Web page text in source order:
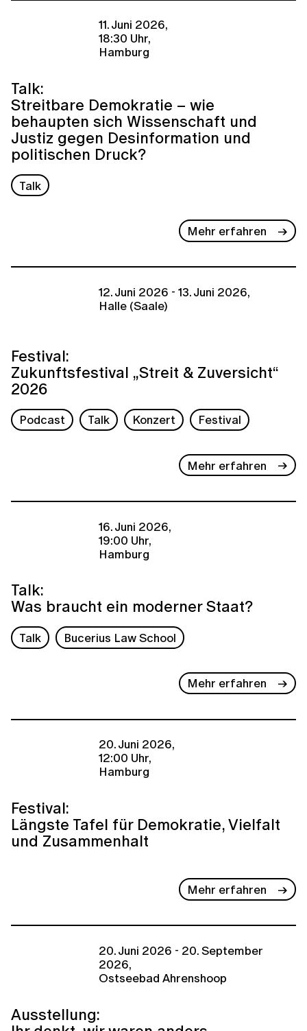
11. Juni 2026,
18:30 Uhr,
Hamburg
Talk:
Streitbare Demokratie – wie
behaupten sich Wissenschaft und
Justiz gegen Desinformation und
politischen Druck?
Talk
Mehr erfahren
12. Juni 2026 - 13. Juni 2026,
Halle (Saale)
Festival:
Zukunftsfestival „Streit & Zuversicht“
2026
Podcast Talk Konzert Festival
Mehr erfahren
16. Juni 2026,
19:00 Uhr,
Hamburg
Talk:
Was braucht ein moderner Staat?
Talk Bucerius Law School
Mehr erfahren
20. Juni 2026,
12:00 Uhr,
Hamburg
Festival:
Längste Tafel für Demokratie, Vielfalt
und Zusammenhalt
Mehr erfahren
20. Juni 2026 - 20. September
2026,
Ostseebad Ahrenshoop
Ausstellung: